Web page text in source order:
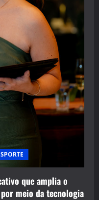
que amplia o
meio da tecnologia